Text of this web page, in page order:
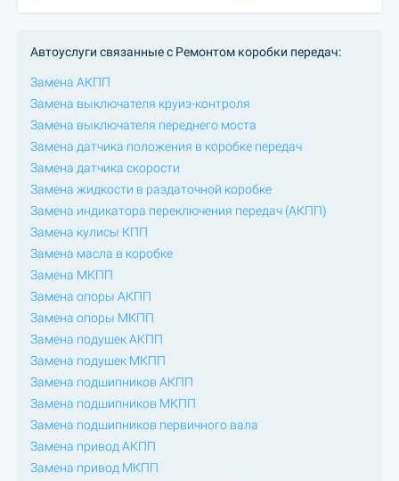
Автоуслуги связанные с Ремонтом коробки передач:
Замена АКПП
Замена выключателя круиз-контроля
Замена выключателя переднего моста
Замена датчика положения в коробке передач
Замена датчика скорости
Замена жидкости в раздаточной коробке
Замена индикатора переключения передач (АКПП)
Замена кулисы КПП
Замена масла в коробке
Замена МКПП
Замена опоры АКПП
Замена опоры МКПП
Замена подушек АКПП
Замена подушек МКПП
Замена подшипников АКПП
Замена подшипников МКПП
Замена подшипников первичного вала
Замена привод АКПП
Замена привод МКПП